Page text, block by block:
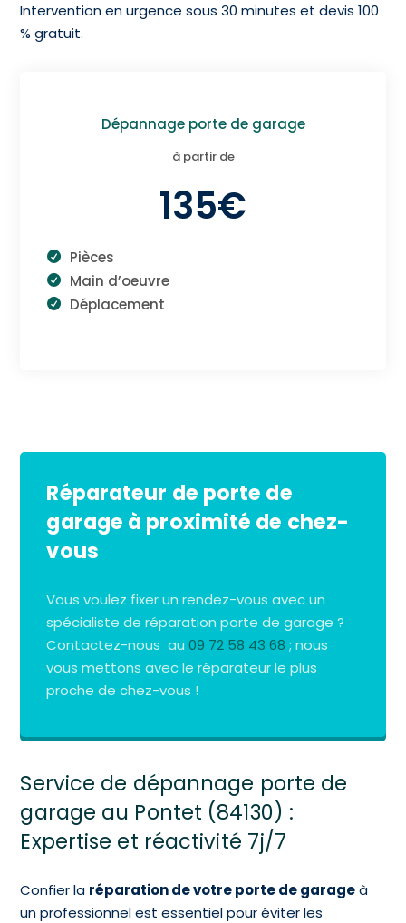
Intervention en urgence sous 30 minutes et devis 100
% gratuit.
Dépannage porte de garage
à partir de
135€
Pièces
Main d’oeuvre
Déplacement
Réparateur de porte de
garage à proximité de chez-
vous
Vous voulez fixer un rendez-vous avec un
spécialiste de réparation porte de garage ?
Contactez-nous au09 72 58 43 68 ; nous
vous mettons avec le réparateur le plus
proche de chez-vous !
Service de dépannage porte de
garage au Pontet (84130) :
Expertise et réactivité 7j/7
Confier la réparation de votre porte de garageà
un professionnel est essentiel pour éviter les